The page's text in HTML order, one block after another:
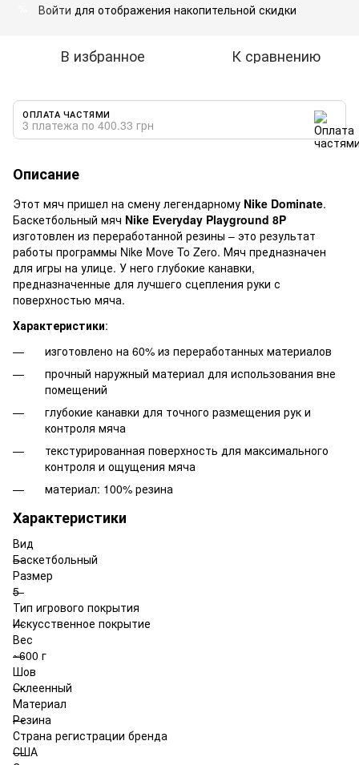
Войти для отображения накопительной скидки
В избранное К сравнению
ОПЛАТА ЧАСТЯМИ
3 платежа по 400.33 грн
Описание
Этот мяч пришел на смену легендарному Nike Dominate.
Баскетбольный мяч Nike Everyday Playground 8P
изготовлен из переработанной резины – это результат
работы программы Nike Move To Zero. Мяч предназначен
для игры на улице. У него глубокие канавки,
предназначенные для лучшего сцепления руки с
поверхностью мяча.
Характеристики:
изготовлено на 60% из переработанных материалов
прочный наружный материал для использования вне
помещений
глубокие канавки для точного размещения рук и
контроля мяча
текстурированная поверхность для максимального
контроля и ощущения мяча
материал: 100% резина
Характеристики
Вид
Баскетбольный
Размер
5
Тип игрового покрытия
Искусственное покрытие
Вес
~600 г
Шов
Склеенный
Материал
Резина
Страна регистрации бренда
США